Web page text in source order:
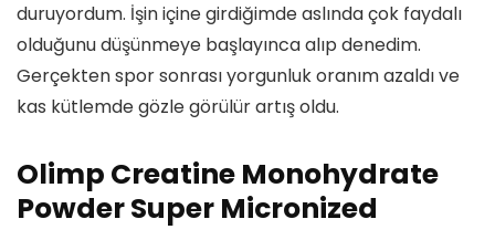
duruyordum. İşin içine girdiğimde aslında çok faydalı
olduğunu düşünmeye başlayınca alıp denedim.
Gerçekten spor sonrası yorgunluk oranım azaldı ve
kas kütlemde gözle görülür artış oldu.
Olimp Creatine Monohydrate
Powder Super Micronized